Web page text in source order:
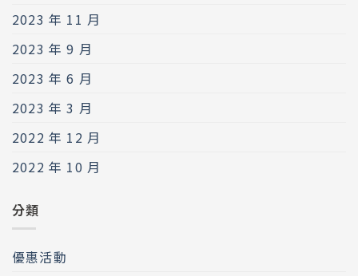
2023 年 11 月
2023 年 9 月
2023 年 6 月
2023 年 3 月
2022 年 12 月
2022 年 10 月
分類
優惠活動